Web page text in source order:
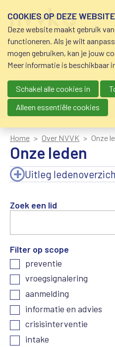
schuldhulp • sociaal
krediet • budgetbeheer •
beschermingsbewind
Main navigation
nieuws agenda
Home Over NVVK Onze
Onze leden
Uitleg
Zoek een lid
Filter op scope
preventie
vroegsignalering
aanmelding
informatie en advies
crisisinterventie
intake
COOKIES OP DEZE WEBSITE
Deze website maakt gebruik
functioneren. Als je wilt
mogen gebruiken, kan je jouw
Meer informatie is beschikbaar
Schakel alle cookies in
Alleen essentiële cookies